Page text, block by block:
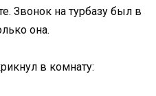
Звонок на турбазу был в
она.
в комнату: